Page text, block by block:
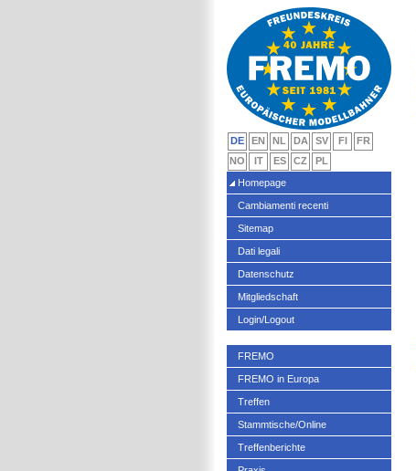
DE EN NL DA SV FI
FR
NO
IT ES CZ
PL
Homepage
Cambiamenti recenti
Sitemap
Dati legali
Datenschutz
Mitgliedschaft
Login/Logout
FREMO
FREMO in Europa
Treffen
Stammtische/Online
Treffenberichte